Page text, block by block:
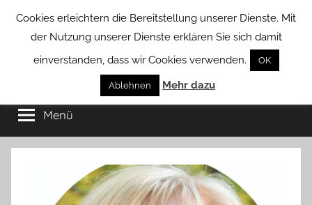
Borstel
von
Groß
Borstel
Menü
Cookies erleichtern die Bereitstellung unserer Dienste. Mit
der Nutzung unserer Dienste erklären Sie sich damit
einverstanden, dass wir Cookies verwenden.
OK
Ablehnen Mehr dazu